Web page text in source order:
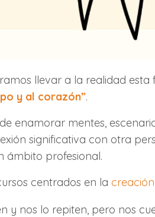
llevar a la realidad esta
y al corazón”.
enamorar mentes,
significativa con otra
ámbito profesional.
centrados en la
y nos lo repiten, pero nos